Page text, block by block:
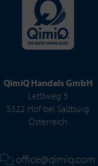
QimiQ Handels GmbH
Lettlweg 5
5322 Hof bei Salzburg
Österreich
office@qimiq.com